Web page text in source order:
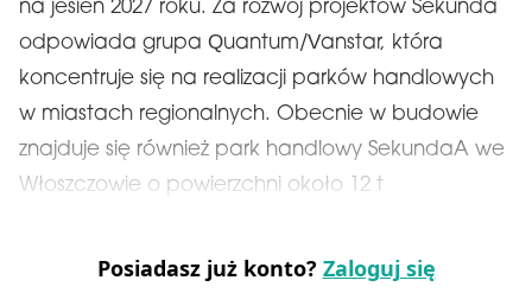
na jesień 2027 roku. Za rozwój projektów Sekunda
odpowiada grupa Quantum/Vanstar, która
koncentruje się na realizacji parków handlowych
w miastach regionalnych. Obecnie w budowie
znajduje się również park handlowy SekundaA we
Włoszczowie o powierzchni około 12 t
Posiadasz już konto? Zaloguj się